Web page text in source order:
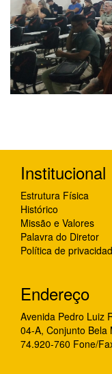
Institucional
Estrutura Física
Histórico
Missão e Valores
Palavra do Diretor
Política de
Endereço
Avenida Pedro Luiz
04-A, Conjunto Bela
74.920-760 Fone/